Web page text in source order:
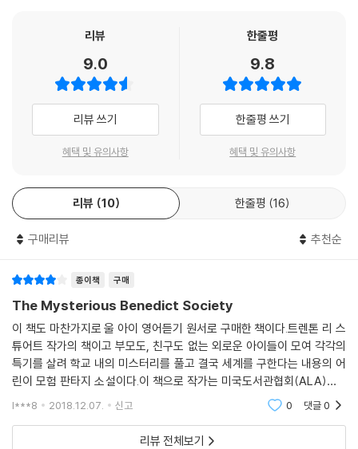
리뷰
9.0
리뷰 쓰기
혜택 및 유의사항
한줄평
9.8
한줄평 쓰기
혜택 및 유의사항
리뷰 10 한줄평 16
구매리뷰 추천순
종이책 구매
The Mysterious Benedict Society
이 책도 마찬가지로 울 아이 영어듣기 원서로 구매한 책이다.트렌톤 리 스
튜어트 작가의 책이고 부모도, 친구도 없는 외로운 아이들이 모여 각각의
특기를 살려 학교 내의 미스터리를 풀고 결국 세계를 구한다는 내용의 어
린이 모험 판타지 소설이다.이 책으로 작가는 미국도서관협회(ALA)의‘2
007 올해의 주목할 만한 책’, 스쿨 라이브러리 저널의‘2007 최고의 책’에
l***8 2018.12.07. 신고 0 댓글0
리뷰 전체보기